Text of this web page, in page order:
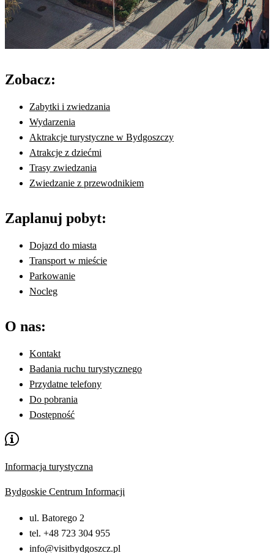
Zobacz:
Zabytki i zwiedzania
Wydarzenia
Aktrakcje turystyczne w Bydgoszczy
Atrakcje z dziećmi
Trasy zwiedzania
Zwiedzanie z przewodnikiem
Zaplanuj pobyt:
Dojazd do miasta
Transport w mieście
Parkowanie
Nocleg
O nas:
Kontakt
Badania ruchu turystycznego
Przydatne telefony
Do pobrania
Dostępność
Informacja turystyczna
Bydgoskie Centrum Informacji
ul. Batorego 2
tel. +48 723 304 955
info@visitbydgoszcz.pl